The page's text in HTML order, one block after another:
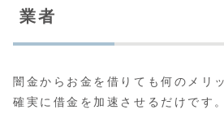
業者
闇金からお金を借りても何のメリ
確実に借金を加速させるだけです。